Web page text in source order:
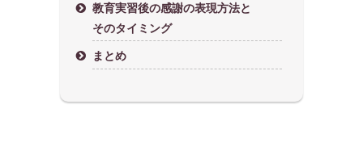
教育実習後の感謝の表現方法と
そのタイミング
まとめ